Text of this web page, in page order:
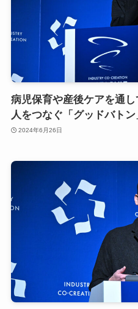
病児保育や産後ケアを通
人をつなぐ「グッドバトン
2024年6月26日